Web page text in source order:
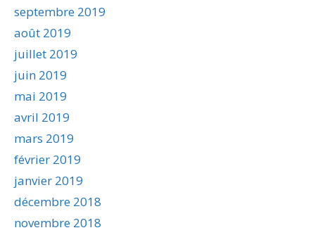
septembre 2019
août 2019
juillet 2019
juin 2019
mai 2019
avril 2019
mars 2019
février 2019
janvier 2019
décembre 2018
novembre 2018